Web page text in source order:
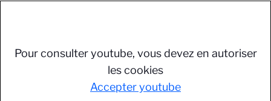
Pour consulter youtube, vous devez en autoriser
les cookies
Accepter youtube